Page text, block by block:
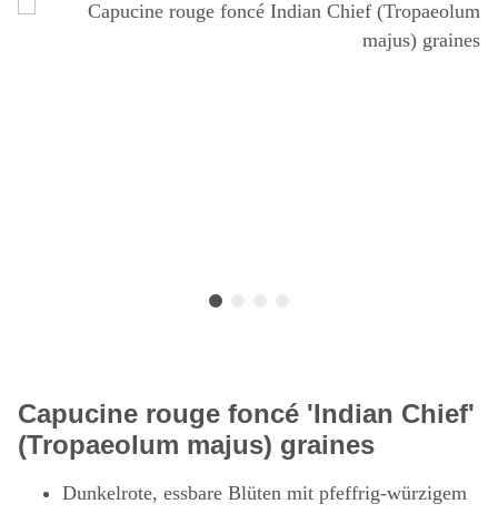
Capucine rouge foncé 'Indian Chief'
(Tropaeolum majus) graines
Dunkelrote, essbare Blüten mit pfeffrig-würzigem